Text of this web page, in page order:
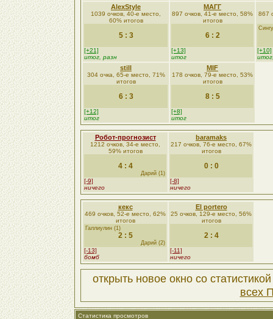
AlexStyle
1039 очков, 40-е место,
60% итогов
5 : 3
[+21]
итог, разн
МАГГ
897 очков, 41-е место, 58%
итогов
6 : 2
[+13]
итог
867
[+10]
still
304 очка, 65-е место, 71%
итогов
6 : 3
[+12]
итог
MIF
178 очков, 79-е место, 53%
итогов
8 : 5
[+8]
итог
Робот-прогнозист
1212 очков, 34-е место,
59% итогов
4 : 4
Дарий (1)
[-9]
ничего
baramaks
217 очков, 76-е место, 67%
итогов
0 : 0
[-8]
ничего
кекс
469 очков, 52-е место, 62%
итогов
Галлиулин (1)
2 : 5
Дарий (2)
[-13]
бомб
El portero
25 очков, 129-е место, 56%
итогов
2 : 4
[-11]
ничего
открыть новое окно со
всех
Статистика просмотров